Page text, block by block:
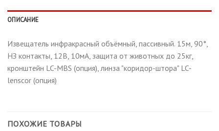
ОПИСАНИЕ
Извещатель инфракрасный объёмный, пассивный. 15м, 90°,
НЗ контакты, 12В, 10мА, защита от животных до 25кг,
кронштейн LC-MBS (опция), линза "коридор-штора" LC-
lenscor (опция)
ПОХОЖИЕ ТОВАРЫ